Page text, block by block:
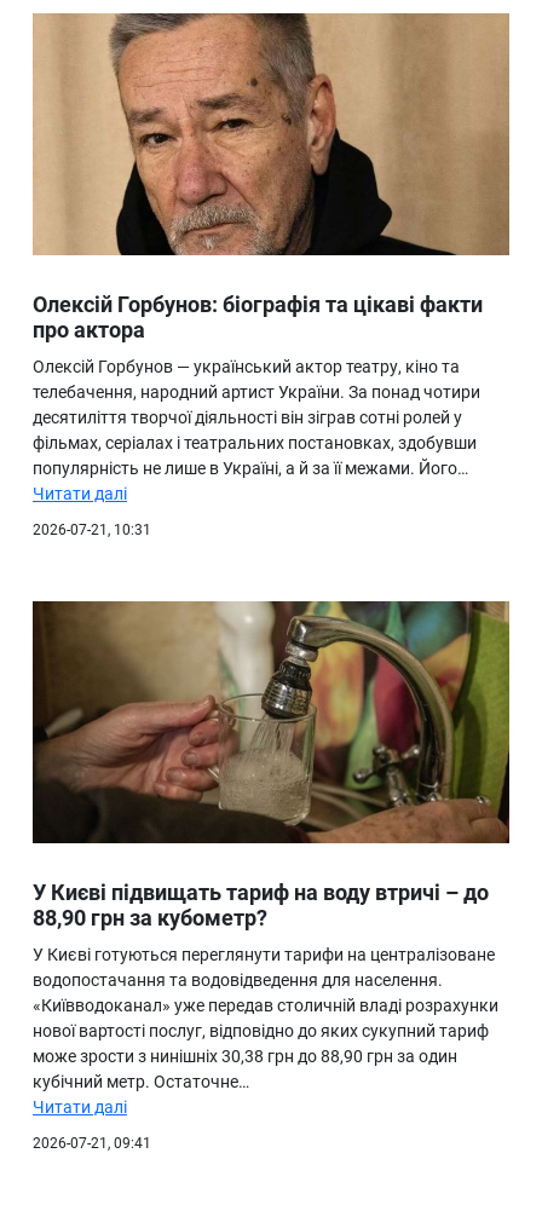
Олексій Горбунов: біографія та цікаві факти
про актора
Олексій Горбунов — український актор театру, кіно та
телебачення, народний артист України. За понад чотири
десятиліття творчої діяльності він зіграв сотні ролей у
фільмах, серіалах і театральних постановках, здобувши
популярність не лише в Україні, а й за її межами. Його…
Читати далі
2026-07-21, 10:31
У Києві підвищать тариф на воду втричі – до
88,90 грн за кубометр?
У Києві готуються переглянути тарифи на централізоване
водопостачання та водовідведення для населення.
«Київводоканал» уже передав столичній владі розрахунки
нової вартості послуг, відповідно до яких сукупний тариф
може зрости з нинішніх 30,38 грн до 88,90 грн за один
кубічний метр. Остаточне…
Читати далі
2026-07-21, 09:41